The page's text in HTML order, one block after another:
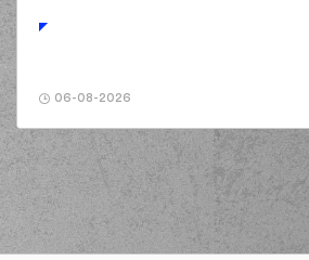
06-08-2026